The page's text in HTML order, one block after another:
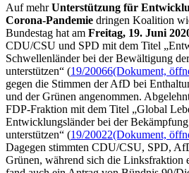
Auf mehrUnterstützung für
Corona-Pandemie dringen Koalition
Bundestag hat am Freitag, 19. Juni
CDU/CSU und SPD mit dem Titel
Schwellenländer bei der Bewältigung
unterstützen“ (19/20066(Dokument,
gegen die Stimmen der AfD bei
und der Grünen angenommen.
FDP-Fraktion mit dem Titel „Global
Entwicklungsländer bei der
unterstützen“ (19/20022(Dokument,
Dagegen stimmten CDU/CSU, SPD,
Grünen, während sich die Linksfraktion